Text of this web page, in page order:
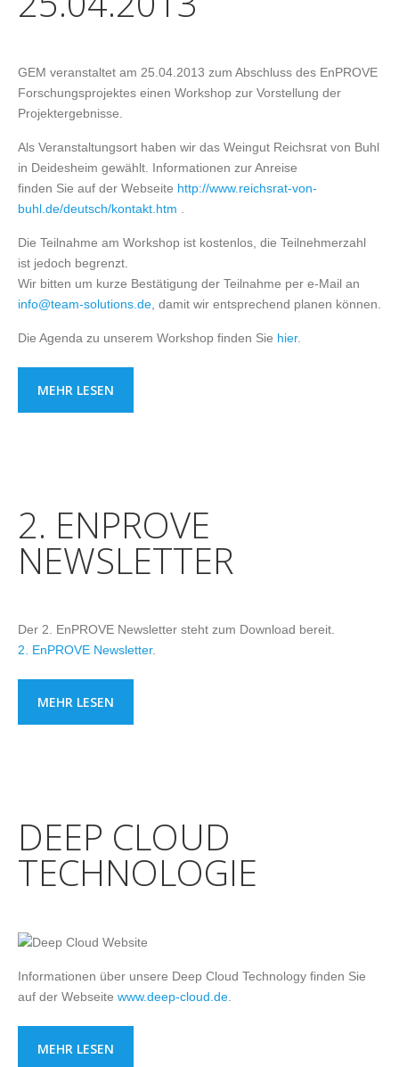
GEM veranstaltet am 25.04.2013 zum Abschluss des EnPROVE
Forschungsprojektes einen Workshop zur Vorstellung der
Projektergebnisse.
Als Veranstaltungsort haben wir das Weingut Reichsrat von Buhl
in Deidesheim gewählt. Informationen zur Anreise
finden Sie auf der Webseite http://www.reichsrat-von-
buhl.de/deutsch/kontakt.htm
Die Teilnahme am Workshop ist kostenlos, die Teilnehmerzahl
ist jedoch begrenzt.
Wir bitten um kurze Bestätigung der Teilnahme per e-Mail an
info@team-solutions.de , damit wir entsprechend planen können.
Die Agenda zu unserem Workshop finden Sie hier.
MEHR LESEN
2. ENPROVE
NEWSLETTER
Der 2. EnPROVE Newsletter steht zum Download bereit.
2. EnPROVE Newsletter.
MEHR LESEN
DEEP CLOUD
TECHNOLOGIE
Informationen über unsere Deep Cloud Technology finden Sie
auf der Webseite www.deep-cloud.de
MEHR LESEN